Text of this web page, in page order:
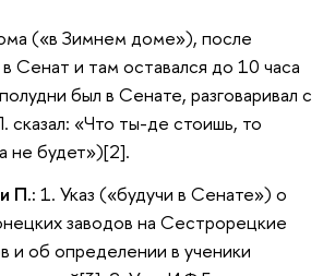
(«в Зимнем доме»), после
Сенат и там оставался до 10 часа
был в Сенате, разговаривал с
сказал: «Что ты-де стоишь, то
не будет»)[2].
П.: 1. Указ («будучи в Сенате») о
заводов на Сестрорецкие
и об определении в ученики